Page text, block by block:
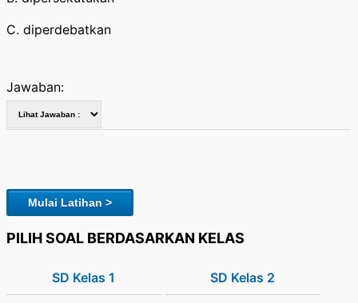
C. diperdebatkan
Jawaban:
Mulai Latihan >
PILIH SOAL BERDASARKAN KELAS
SD Kelas 1 SD Kelas 2